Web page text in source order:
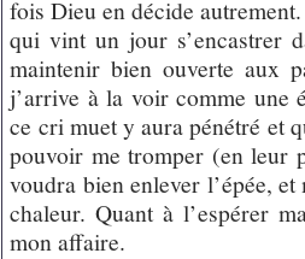
fois Dieu en décide
qui vint un jour s’encastrer
maintenir bien ouverte aux
j’arrive à la voir comme une
ce cri muet y aura pénétré et
pouvoir me tromper (en leur
voudra bien enlever l’épée,
chaleur. Quant à l’espérer
mon affaire.